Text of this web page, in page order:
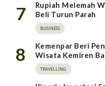
7
Rupiah Melemah
Beli Turun Parah
BUSINESS
8
Kemenpar Beri
Wisata Kemiren
TRAVELLING